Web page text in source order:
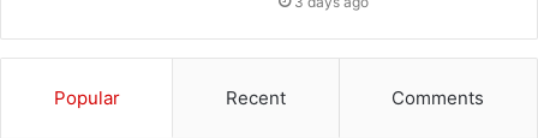
Popular Recent Comments